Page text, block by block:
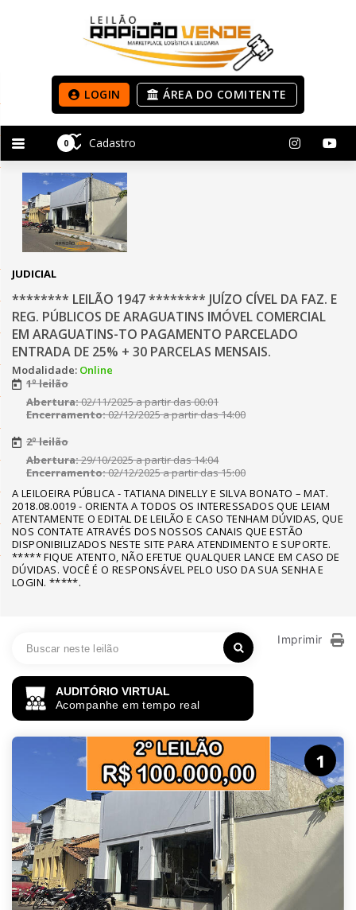
0 Cadastro
LOGIN ÁREA DO COMITENTE
JUDICIAL
******** LEILÃO 1947 ******** JUÍZO CÍVEL DA FAZ. E
REG. PÚBLICOS DE ARAGUATINS IMÓVEL COMERCIAL
EM ARAGUATINS-TO PAGAMENTO PARCELADO
ENTRADA DE 25% + 30 PARCELAS MENSAIS.
Modalidade: Online
1º leilão
Abertura:02/11/2025 a partir das 00:01
Encerramento:02/12/2025 a partir das 14:00
2º leilão
Abertura:29/10/2025 a partir das 14:04
Encerramento:02/12/2025 a partir das 15:00
A LEILOEIRA PÚBLICA - TATIANA DINELLY E SILVA BONATO – MAT.
2018.08.0019 - ORIENTA A TODOS OS INTERESSADOS QUE LEIAM
ATENTAMENTE O EDITAL DE LEILÃO E CASO TENHAM DÚVIDAS, QUE
NOS CONTATE ATRAVÉS DOS NOSSOS CANAIS QUE ESTÃO
DISPONIBILIZADOS NESTE SITE PARA ATENDIMENTO E SUPORTE.
***** FIQUE ATENTO, NÃO EFETUE QUALQUER LANCE EM CASO DE
DÚVIDAS. VOCÊ É O RESPONSÁVEL PELO USO DA SUA SENHA E
LOGIN. *****.
AUDITÓRIO VIRTUAL
Acompanhe em tempo real
Imprimir
1